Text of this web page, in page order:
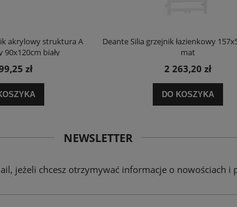
akrylowy struktura A
biały
zł
Deante Silia grzejnik łazienkowy
mat
2 263,20 zł
DO KOSZYKA
NEWSLETTER
jeżeli chcesz otrzymywać informacje o nowościach i